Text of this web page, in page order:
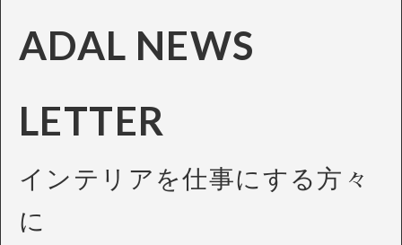
ADAL NEWS
LETTER
インテリアを仕事にする方々
に